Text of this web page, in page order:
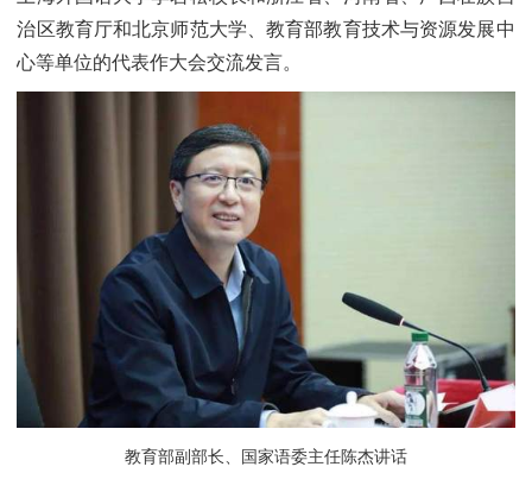
治区教育厅和北京师范大学、教育部教育技术与资源发展中
心等单位的代表作大会交流发言。
教育部副部长、国家语委主任陈杰讲话